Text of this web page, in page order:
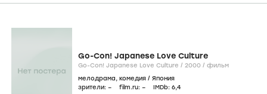
Go-Con! Japanese Love Culture
Go-Con! Japanese Love Culture / 2000 / фильм
мелодрама, комедия / Япония
зрители: – film.ru: – IMDb: 6,4